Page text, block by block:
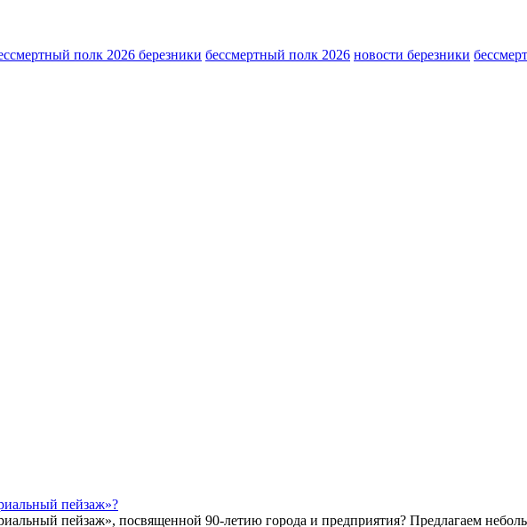
полк 2026 березники бессмертный полк 2026 новости березники
пейзаж»?
пейзаж», посвященной 90-летию города и предприятия? Предлагаем